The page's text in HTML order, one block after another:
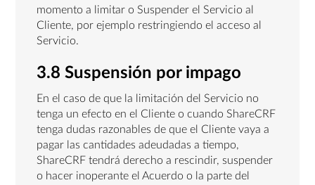
momento a limitar o Suspender el Servicio al
Cliente, por ejemplo restringiendo el acceso al
Servicio.
3.8 Suspensión por impago
En el caso de que la limitación del Servicio no
tenga un efecto en el Cliente o cuando ShareCRF
tenga dudas razonables de que el Cliente vaya a
pagar las cantidades adeudadas a tiempo,
ShareCRF tendrá derecho a rescindir, suspender
o hacer inoperante el Acuerdo o la parte del